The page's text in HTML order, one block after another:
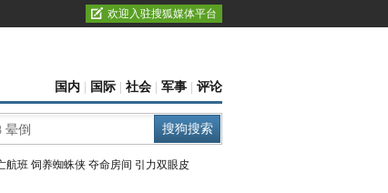
欢迎入驻搜狐媒体平台
国内 国际 社会 军事 评论
航班 饲养蜘蛛侠 夺命房间 引力双眼皮